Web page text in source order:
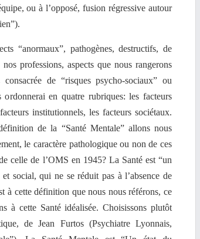
ou à l’opposé, fusion régressive autour
“anormaux”, pathogènes, destructifs, de
professions, aspects que nous rangerons
de “risques psycho-sociaux” ou
en quatre rubriques: les facteurs
institutionnels, les facteurs sociétaux.
de la “Santé Mentale” allons nous
le caractère pathologique ou non de ces
celle de l’OMS en 1945? La Santé est “un
social, qui ne se réduit pas à l’absence de
à cette définition que nous nous référons, ce
à cette Santé idéalisée. Choisissons plutôt
de Jean Furtos (Psychiatre Lyonnais,